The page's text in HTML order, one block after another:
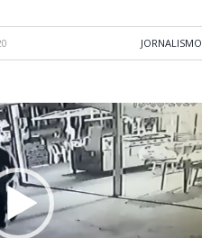
JORNALISMO